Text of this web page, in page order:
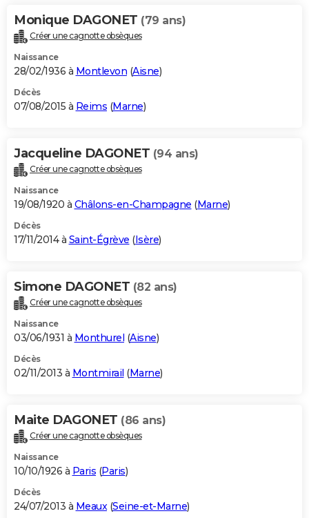
Monique DAGONET (79 ans)
Créer une cagnotte obsèques
Naissance
28/02/1936 à Montlevon (Aisne)
Décès
07/08/2015 à Reims (Marne)
Jacqueline DAGONET (94 ans)
Créer une cagnotte obsèques
Naissance
19/08/1920 à Châlons-en-Champagne (Marne)
Décès
17/11/2014 à Saint-Égrève (Isère)
Simone DAGONET (82 ans)
Créer une cagnotte obsèques
Naissance
03/06/1931 à Monthurel (Aisne)
Décès
02/11/2013 à Montmirail (Marne)
Maite DAGONET (86 ans)
Créer une cagnotte obsèques
Naissance
10/10/1926 à Paris (Paris)
Décès
24/07/2013 à Meaux(Seine-et-Marne)